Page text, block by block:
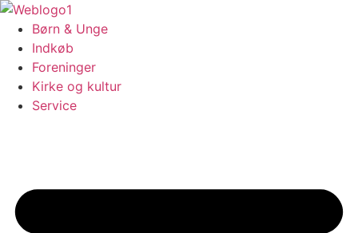
Videre
indhold
Børn & Unge
Indkøb
Foreninger
Kirke og kultur
Service